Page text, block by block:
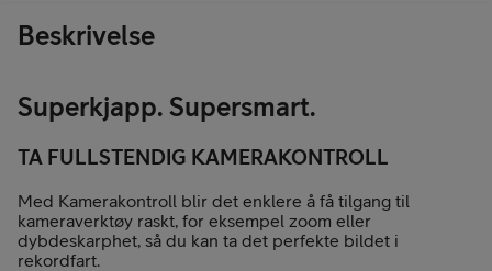
Beskrivelse
Superkjapp. Supersmart.
TA FULLSTENDIG KAMERAKONTROLL
Med Kamerakontroll blir det enklere å få tilgang til
kameraverktøy raskt, for eksempel zoom eller
dybdeskarphet, så du kan ta det perfekte bildet i
rekordfart.